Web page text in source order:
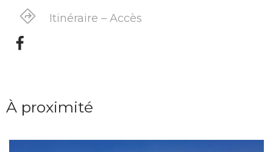
Itinéraire – Accès
À proximité